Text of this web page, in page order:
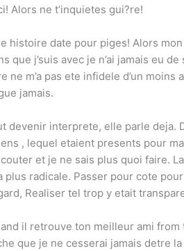
Alors ne t’inquietes gui?re!
histoire date pour piges! Alors
j’suis avec je n’ai jamais eu
ne m’a pas ete infidele d’un
jamais.
devenir interprete, elle parle deja.
, lequel etaient presents pour
et je ne sais plus quoi faire.
plus radicale. Passer pour cote
Realiser tel trop y etait
il retrouve ton meilleur ami from
que je ne cesserai jamais detre